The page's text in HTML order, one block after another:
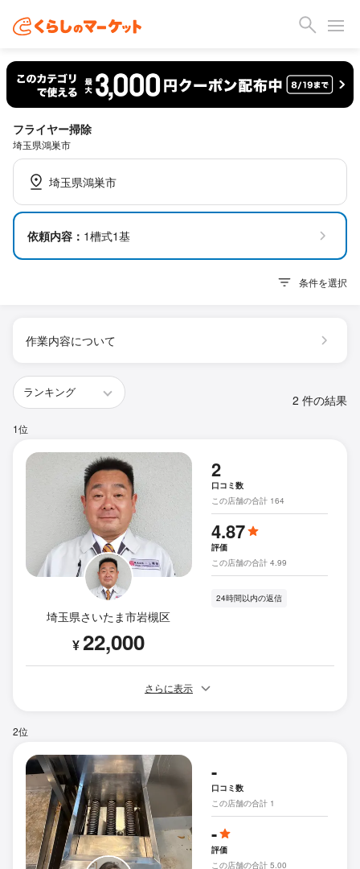
フライヤー掃除
埼玉県鴻巣市
埼玉県鴻巣市
依頼内容： 1槽式1基
条件を選択
作業内容について
2 件の結果
1位
埼玉県さいたま市岩槻区
¥22,000
2
口コミ数
この店舗の合計 164
4.87
評価
この店舗の合計 4.99
24時間以内の返信
さらに表示
2位
-
口コミ数
この店舗の合計 1
-
評価
この店舗の合計 5.00